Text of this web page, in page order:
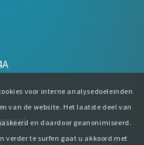
voor interne analysedoeleinden
van de website. Het laatste deel van
en daardoor geanonimiseerd.
verder te surfen gaat u akkoord met